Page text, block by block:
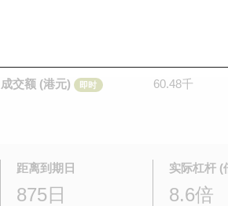
成交额 (港元)
即时 60.48千
距离到期日
875日
实际杠杆 (
8.6倍